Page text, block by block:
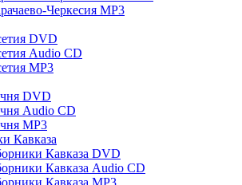
Черкесия MP3
DVD
Audio CD
MP3
DVD
Audio CD
MP3
Кавказа
Кавказа DVD
Кавказа Audio CD
Кавказа MP3